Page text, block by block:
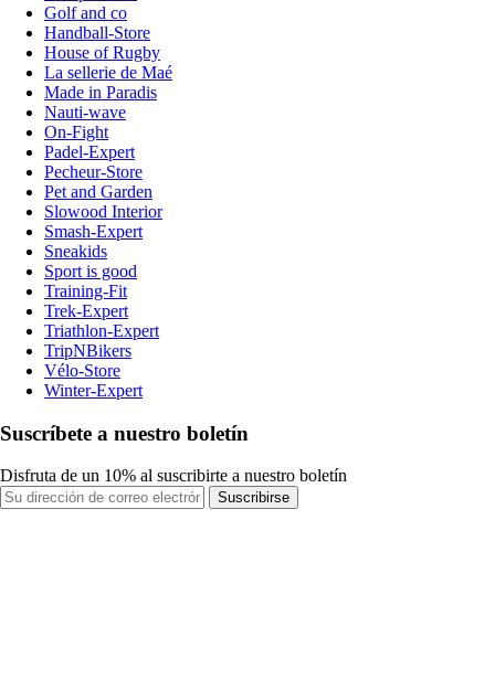
Golf and co
Handball-Store
House of Rugby
La sellerie de Maé
Made in Paradis
Nauti-wave
On-Fight
Padel-Expert
Pecheur-Store
Pet and Garden
Slowood Interior
Smash-Expert
Sneakids
Sport is good
Training-Fit
Trek-Expert
Triathlon-Expert
TripNBikers
Vélo-Store
Winter-Expert
Suscríbete a nuestro boletín
Disfruta de un 10% al suscribirte a nuestro boletín
Suscribirse